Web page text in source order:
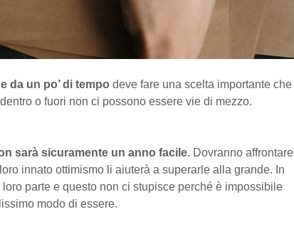
da un po’ di tempo deve fare una scelta importante che
o fuori non ci possono essere vie di mezzo.
sarà sicuramente un anno facile. Dovranno affrontare
innato ottimismo li aiuterà a superarle alla grande. In
parte e questo non ci stupisce perché è impossibile
modo di essere.